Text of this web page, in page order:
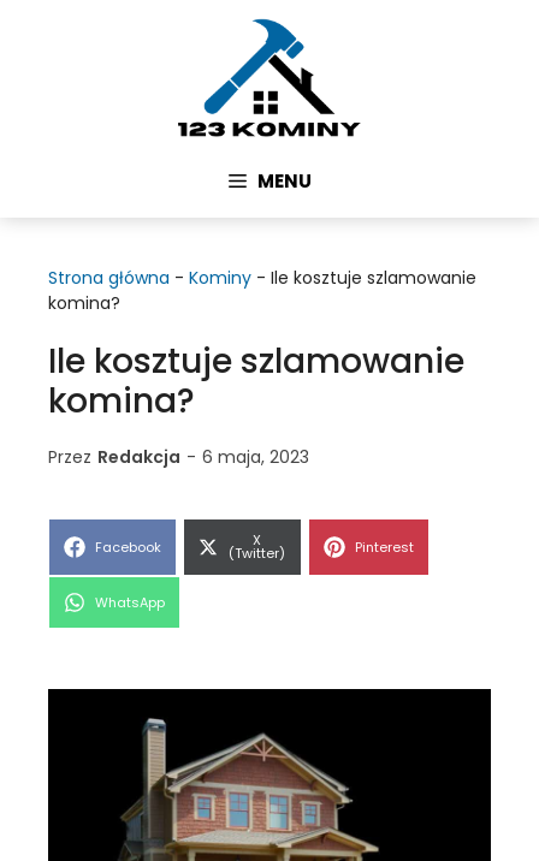
MENU
Strona główna - Kominy - Ile kosztuje szlamowanie
komina?
Ile kosztuje szlamowanie
komina?
Przez Redakcja - 6 maja, 2023
Share
Facebook Share
on
X
(Twitter) Share
Pinterest
Share
WhatsApp